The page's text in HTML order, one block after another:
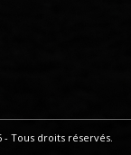
- Tous droits réservés.